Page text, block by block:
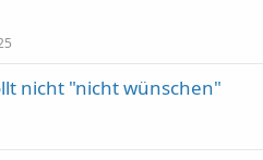
nicht "nicht wünschen"